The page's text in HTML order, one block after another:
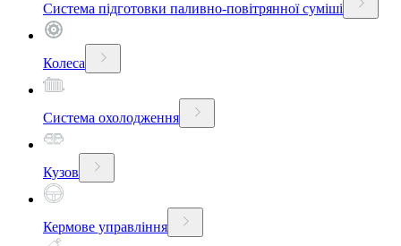
Система підготовки паливно-повітрянної суміші
Колеса
Система охолодження
Кузов
Кермове управління